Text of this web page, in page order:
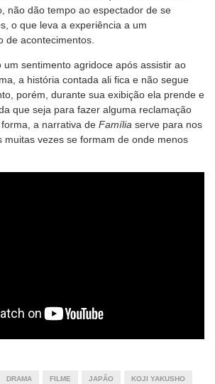
não dão tempo ao espectador de se
o que leva a experiência a um
de acontecimentos.
um sentimento agridoce após assistir ao
a história contada ali fica e não segue
porém, durante sua exibição ela prende e
que seja para fazer alguma reclamação
a narrativa de Família serve para nos
muitas vezes se formam de onde menos
DRAMA FILME JAPÃO KOJI YAKUSHO